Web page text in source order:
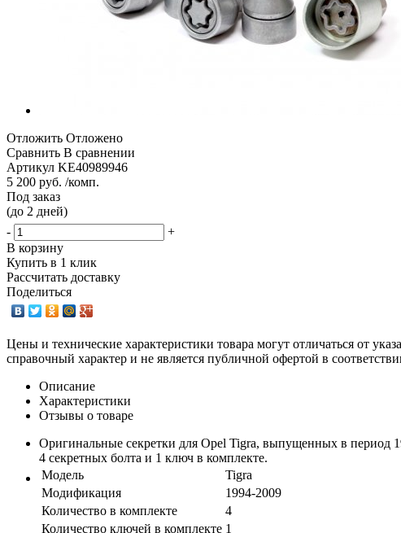
Отложить Отложено
Сравнить В сравнении
Артикул KE40989946
5 200 руб. /комп.
Под заказ
(до 2 дней)
-
+
В корзину
Купить в 1 клик
Рассчитать доставку
Поделиться
Цены и технические характеристики товара могут отличаться от
справочный характер и не является публичной офертой в
Описание
Характеристики
Отзывы о товаре
Оригинальные секретки для Opel Tigra, выпущенных в период
4 секретных болта и 1 ключ в комплекте.
Модель
Tigra
Модификация
1994-2009
Количество в комплекте
4
Количество ключей в комплекте 1